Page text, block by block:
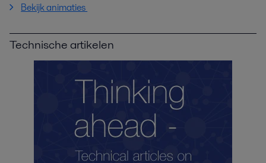
Bekijk animaties
Technische artikelen